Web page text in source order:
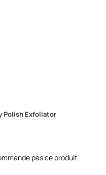
Polish Exfoliator
pas ce produit